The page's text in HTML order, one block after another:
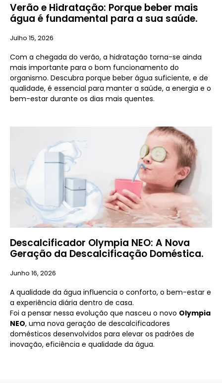
Verão e Hidratação: Porque beber mais
água é fundamental para a sua saúde.
Julho 15, 2026
Com a chegada do verão, a hidratação torna-se ainda
mais importante para o bom funcionamento do
organismo. Descubra porque beber água suficiente, e de
qualidade, é essencial para manter a saúde, a energia e o
bem-estar durante os dias mais quentes.
Descalcificador Olympia NEO: A Nova
Geração da Descalcificação Doméstica.
Junho 16, 2026
A qualidade da água influencia o conforto, o bem-estar e
a experiência diária dentro de casa.
Foi a pensar nessa evolução que nasceu o novo Olympia
NEO, uma nova geração de descalcificadores
domésticos desenvolvidos para elevar os padrões de
inovação, eficiência e qualidade da água.